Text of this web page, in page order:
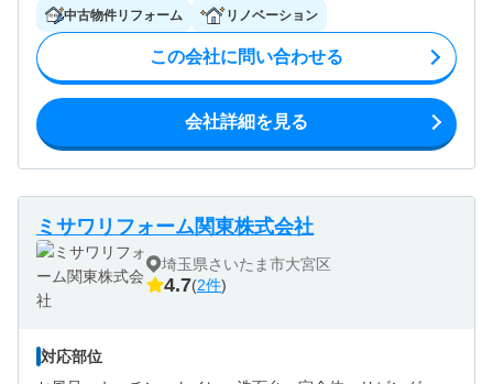
中古物件リフォーム リノベーション
この会社に問い合わせる
会社詳細を見る
ミサワリフォーム関東株式会社
埼玉県さいたま市大宮区
4.7(2件)
対応部位